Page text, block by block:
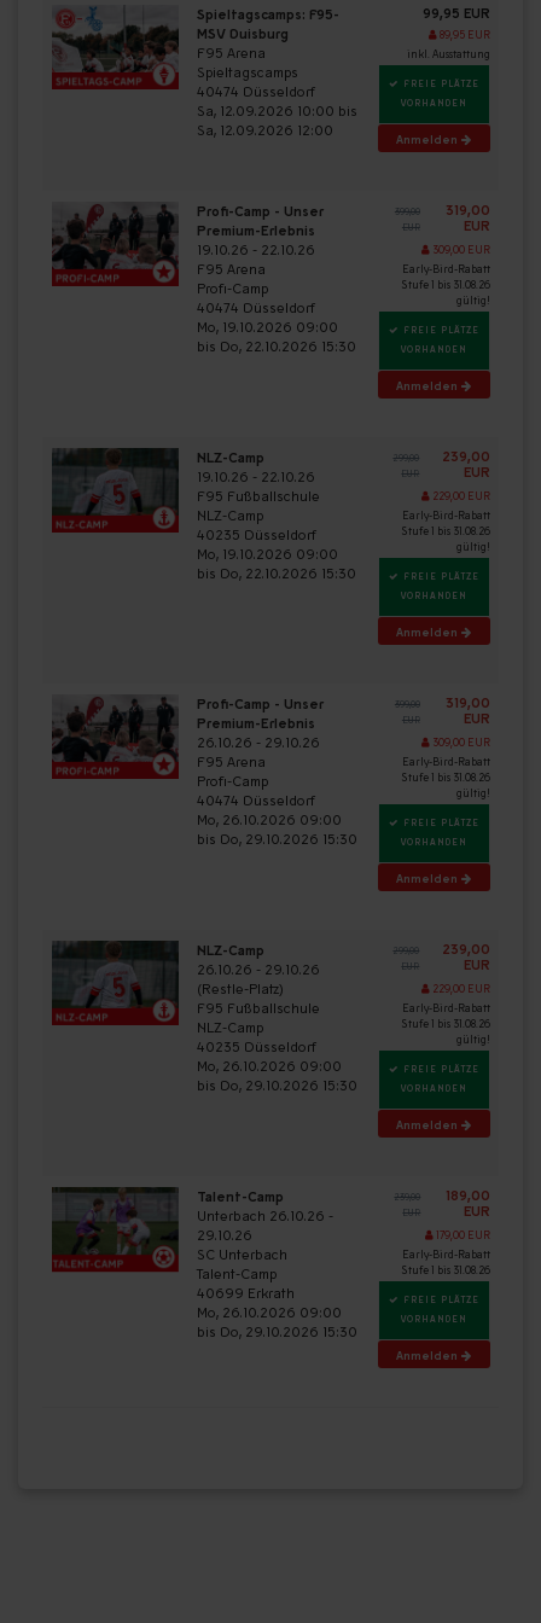
Spieltagscamps: F95-
MSV Duisburg
F95 Arena
Spieltagscamps
40474 Düsseldorf
Sa, 12.09.2026 10:00 bis
Sa, 12.09.2026 12:00
99,95 EUR
89,95 EUR
inkl. Ausstattung
FREIE PLÄTZE
VORHANDEN
Anmelden
Profi-Camp - Unser
Premium-Erlebnis
19.10.26 - 22.10.26
F95 Arena
Profi-Camp
40474 Düsseldorf
Mo, 19.10.2026 09:00
bis Do, 22.10.2026 15:30
399,00
EUR
319,00
EUR
309,00 EUR
Early-Bird-Rabatt
Stufe 1 bis 31.08.26
gültig!
FREIE PLÄTZE
VORHANDEN
Anmelden
NLZ-Camp
19.10.26 - 22.10.26
F95 Fußballschule
NLZ-Camp
40235 Düsseldorf
Mo, 19.10.2026 09:00
bis Do, 22.10.2026 15:30
299,00
EUR
239,00
EUR
229,00 EUR
Early-Bird-Rabatt
Stufe 1 bis 31.08.26
gültig!
FREIE PLÄTZE
VORHANDEN
Anmelden
Profi-Camp - Unser
Premium-Erlebnis
26.10.26 - 29.10.26
F95 Arena
Profi-Camp
40474 Düsseldorf
Mo, 26.10.2026 09:00
bis Do, 29.10.2026 15:30
399,00
EUR
319,00
EUR
309,00 EUR
Early-Bird-Rabatt
Stufe 1 bis 31.08.26
gültig!
FREIE PLÄTZE
VORHANDEN
Anmelden
NLZ-Camp
26.10.26 - 29.10.26
(Restle-Platz)
F95 Fußballschule
NLZ-Camp
40235 Düsseldorf
Mo, 26.10.2026 09:00
bis Do, 29.10.2026 15:30
299,00
EUR
239,00
EUR
229,00 EUR
Early-Bird-Rabatt
Stufe 1 bis 31.08.26
gültig!
FREIE PLÄTZE
VORHANDEN
Anmelden
Talent-Camp
Unterbach 26.10.26 -
29.10.26
SC Unterbach
Talent-Camp
40699 Erkrath
Mo, 26.10.2026 09:00
bis Do, 29.10.2026 15:30
239,00
EUR
189,00
EUR
179,00 EUR
Early-Bird-Rabatt
Stufe 1 bis 31.08.26
FREIE PLÄTZE
VORHANDEN
Anmelden